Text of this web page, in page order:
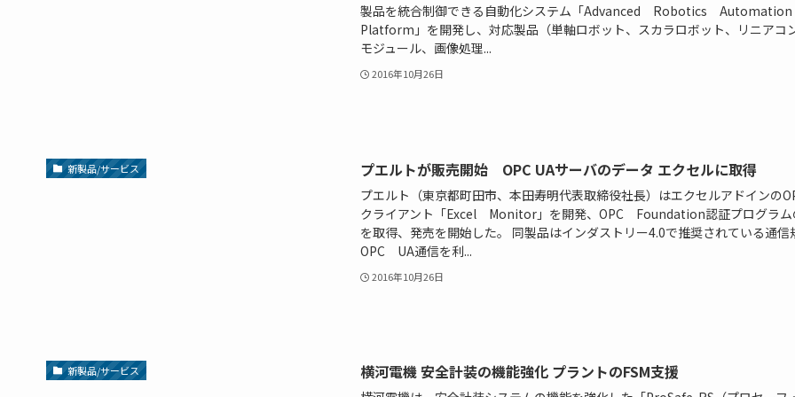
製品を統合制御できる自動化システム「Advanced Robotics Automation
Platform」を開発し、対応製品（単軸ロボット、スカラロボット、リニアコ
モジュール、画像処理...
2016年10月26日
新製品/サービス プエルトが販売開始 OPC UAサーバのデータ エクセルに取得
プエルト（東京都町田市、本田寿明代表取締役社長）はエクセルアドインの
クライアント「Excel Monitor」を開発、OPC Foundation認証プログラム
を取得、発売を開始した。 同製品はインダストリー4.0で推奨されている通信
OPC UA通信を利...
2016年10月26日
新製品/サービス 横河電機 安全計装の機能強化 プラントのFSM支援